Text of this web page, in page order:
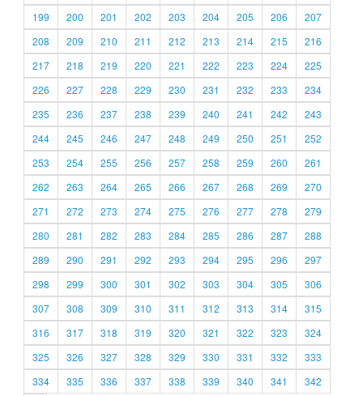
199
200 201 202 203 204 205 206
207
208
209 210 211 212 213 214 215
216
217
218 219 220 221 222 223 224
225
226
227 228 229 230 231 232 233
234
235
236 237 238 239 240 241 242
243
244
245 246 247 248 249 250 251
252
253
254 255 256 257 258 259 260
261
262
263 264 265 266 267 268 269
270
271
272 273 274 275 276 277 278
279
280
281 282 283 284 285 286 287
288
289
290 291 292 293 294 295 296
297
298
299 300 301 302 303 304 305
306
307
308 309 310 311 312 313 314
315
316
317 318 319 320 321 322 323
324
325
326 327 328 329 330 331 332
333
334
335 336 337 338 339 340 341 342